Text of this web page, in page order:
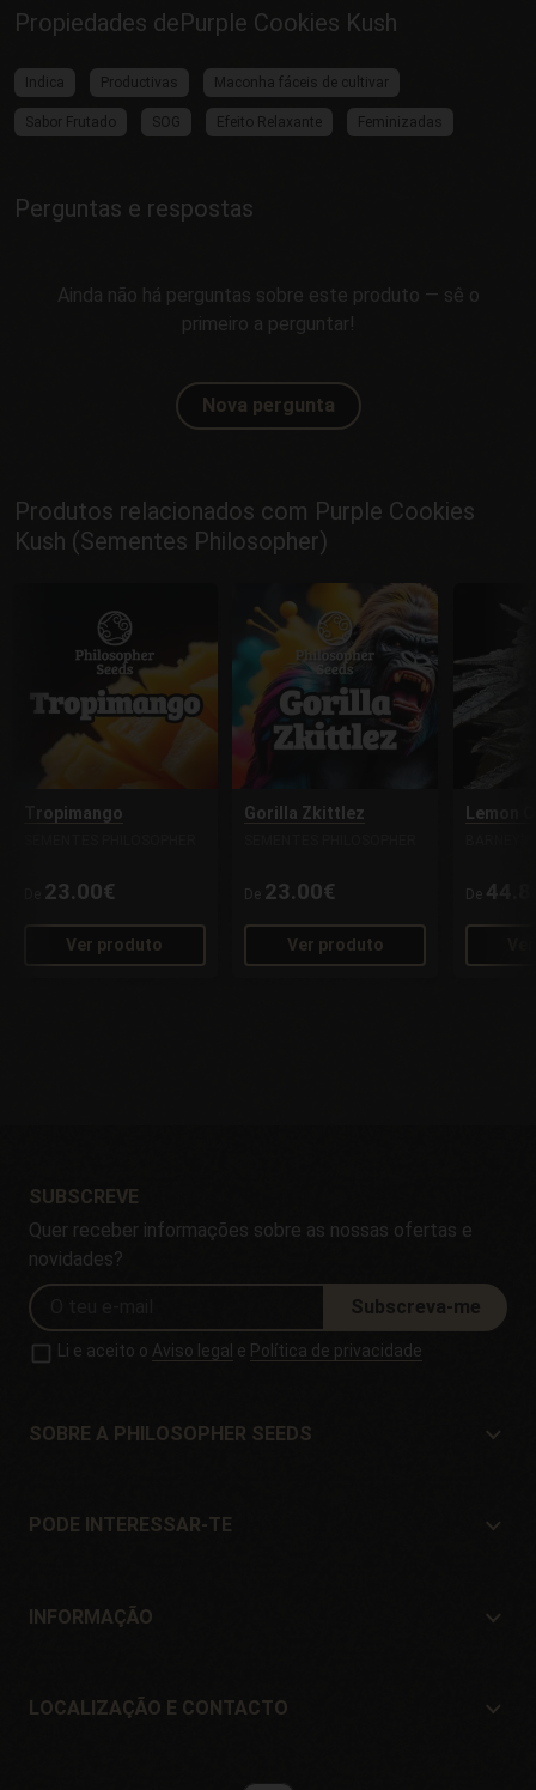
Propiedades dePurple Cookies Kush
Indica Productivas Maconha fáceis de cultivar
Sabor Frutado SOG Efeito Relaxante Feminizadas
Perguntas e respostas
Ainda não há perguntas sobre este produto — sê o
primeiro a perguntar!
Nova pergunta
Produtos relacionados com Purple Cookies
Kush (Sementes Philosopher)
Tropimango
23.00€
Ver produto
Gorilla Zkittlez
De 23.00€
Ver produto
Lemon
De
SUBSCREVE
Quer receber informações sobre as nossas ofertas e
novidades?
Subscreva-me
Li e aceito o Aviso legal e Política de privacidade
SOBRE A PHILOSOPHER SEEDS
Localização e Contacto
PODE INTERESSAR-TE
Ofertas
INFORMAÇÃO
Garantia e devoluções
LOCALIZAÇÃO E CONTACTO